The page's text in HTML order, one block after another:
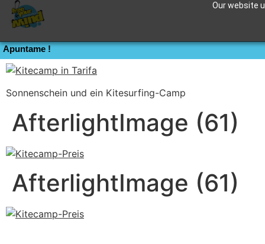
Our website
Apuntame !
Kitecamp in Tarifa
Sonnenschein und ein Kitesurfing-Camp
AfterlightImage (61)
AfterlightImage (61)